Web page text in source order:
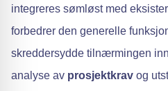
integreres sømløst med
forbedrer den generelle
skreddersydde tilnærmingen
analyse av prosjektkrav og